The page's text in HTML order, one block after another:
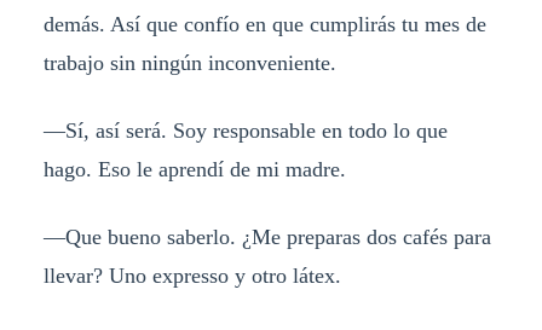
demás. Así que confío en que cumplirás tu mes de
trabajo sin ningún inconveniente.
—Sí, así será. Soy responsable en todo lo que
hago. Eso le aprendí de mi madre.
—Que bueno saberlo. ¿Me preparas dos cafés para
llevar? Uno expresso y otro látex.